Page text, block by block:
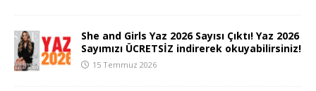
She and Girls Yaz 2026 Sayısı Çıktı! Yaz 2026
Sayımızı ÜCRETSİZ indirerek okuyabilirsiniz!
15 Temmuz 2026